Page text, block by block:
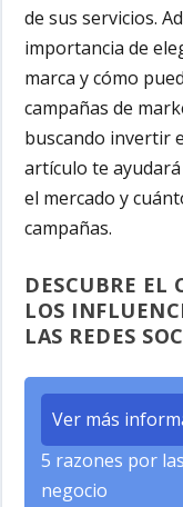
de sus servicios.
importancia de
marca y cómo
campañas de
buscando invertir
artículo te
el mercado y
campañas.
DESCUBRE EL
LOS
LAS REDES
Ver más
5 razones por
negocio